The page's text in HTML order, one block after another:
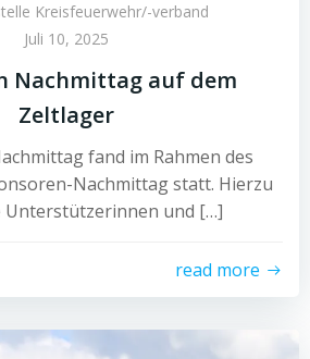
Kreisfeuerwehr/-verband
Juli 10, 2025
Nachmittag auf dem
Zeltlager
fand im Rahmen des
Nachmittag statt. Hierzu
Unterstützerinnen und […]
read more